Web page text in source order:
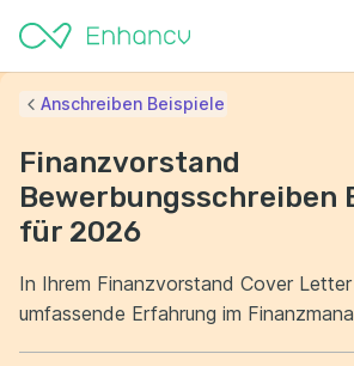
Anschreiben Beispiele
Finanzvorstand
Bewerbungsschreiben
für 2026
In Ihrem Finanzvorstand Cover
umfassende Erfahrung im